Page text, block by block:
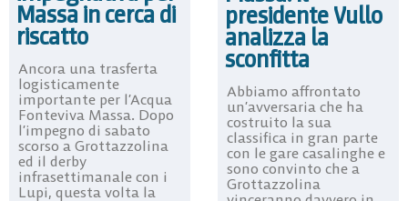
Massa in cerca di
riscatto
Ancora una trasferta
logisticamente
importante per l’Acqua
Fonteviva Massa. Dopo
l’impegno di sabato
scorso a Grottazzolina
ed il derby
infrasettimanale con i
Lupi, questa volta la
presidente Vullo
analizza la
sconfitta
Abbiamo affrontato
un’avversaria che ha
costruito la sua
classifica in gran parte
con le gare casalinghe e
sono convinto che a
Grottazzolina